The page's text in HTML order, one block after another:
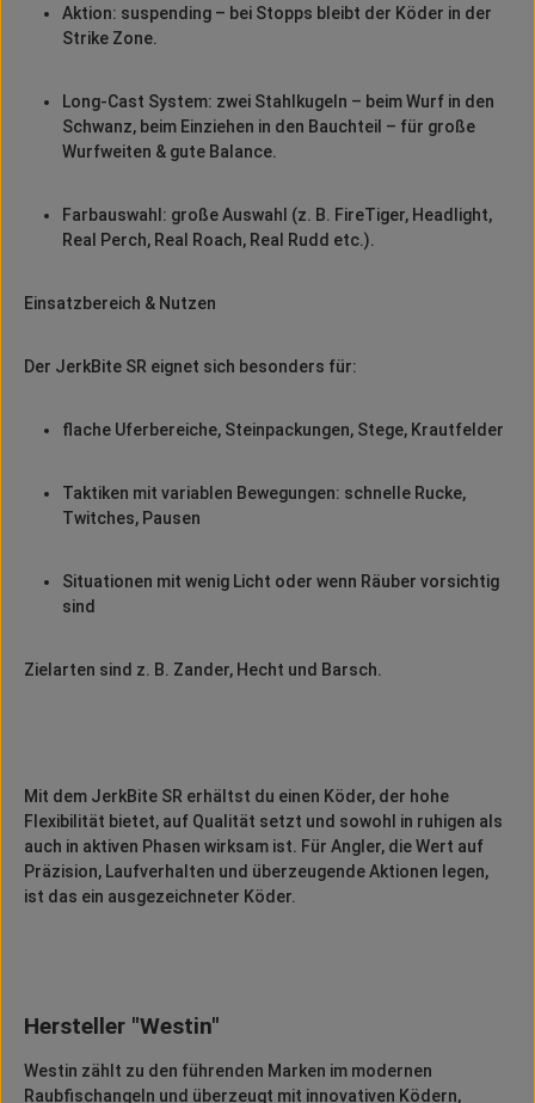
Aktion: suspending – bei Stopps bleibt der Köder in der
Strike Zone.
Long-Cast System: zwei Stahlkugeln – beim Wurf in den
Schwanz, beim Einziehen in den Bauchteil – für große
Wurfweiten & gute Balance.
Farbauswahl: große Auswahl (z. B. FireTiger, Headlight,
Real Perch, Real Roach, Real Rudd etc.).
Einsatzbereich & Nutzen
Der JerkBite SR eignet sich besonders für:
flache Uferbereiche, Steinpackungen, Stege, Krautfelder
Taktiken mit variablen Bewegungen: schnelle Rucke,
Twitches, Pausen
Situationen mit wenig Licht oder wenn Räuber vorsichtig
sind
Zielarten sind z. B. Zander, Hecht und Barsch.
Mit dem JerkBite SR erhältst du einen Köder, der hohe
Flexibilität bietet, auf Qualität setzt und sowohl in ruhigen als
auch in aktiven Phasen wirksam ist. Für Angler, die Wert auf
Präzision, Laufverhalten und überzeugende Aktionen legen,
ist das ein ausgezeichneter Köder.
Hersteller "Westin"
Westin zählt zu den führenden Marken im modernen
Raubfischangeln und überzeugt mit innovativen Ködern,